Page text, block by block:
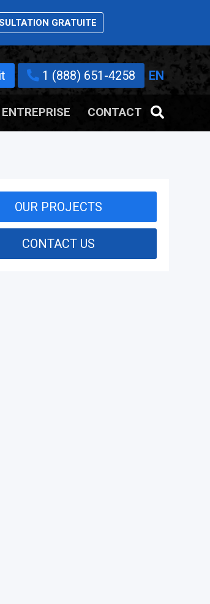
GRATUITE
1 (888) 651-4258 EN
ENTREPRISE CONTACT
OUR PROJECTS
CONTACT US